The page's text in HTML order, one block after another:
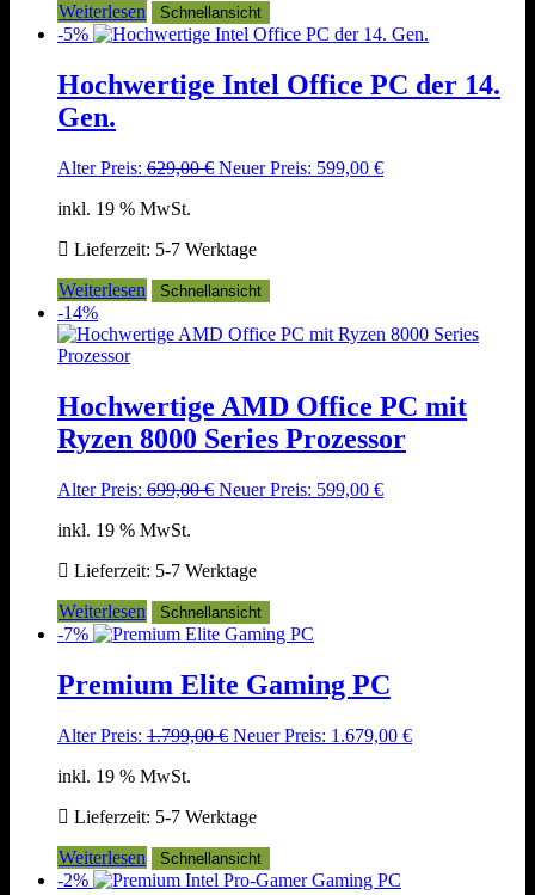
Weiterlesen
Schnellansicht
-5%
Hochwertige Intel Office PC der 14.
Gen.
Alter Preis: 629,00€ Ursprünglicher
Neuer Preis: 599,00 €Aktueller
inkl. 19 % MwSt.
Lieferzeit: 5-7 Werktage
Weiterlesen
Schnellansicht
-14%
Hochwertige AMD Office PC mit
Ryzen 8000 Series Prozessor
Alter Preis: 699,00€ Ursprünglicher
Neuer Preis: 599,00 €Aktueller
inkl. 19 % MwSt.
Lieferzeit: 5-7 Werktage
Weiterlesen
Schnellansicht
-7%
Premium Elite Gaming PC
Alter Preis: 1.799,00€ Ursprünglicher
Neuer Preis: 1.679,00 €Aktueller
inkl. 19 % MwSt.
Lieferzeit: 5-7 Werktage
Weiterlesen
Schnellansicht
-2%